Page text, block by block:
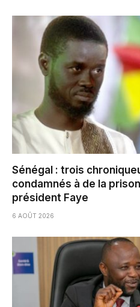
Sénégal : trois
condamnés à de la
président Faye
6 AOÛT 2026